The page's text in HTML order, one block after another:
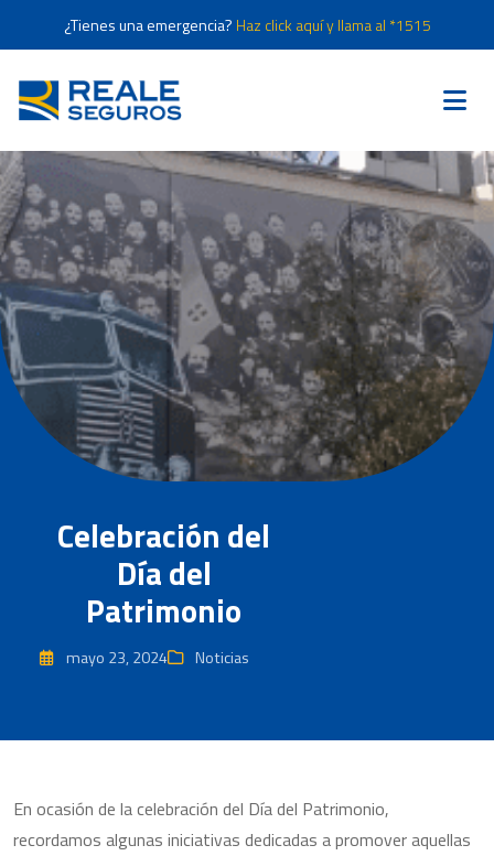
¿Tienes una emergencia? Haz click aquí y llama al *1515
Celebración del
Día del
Patrimonio
mayo 23, 2024 Noticias
En ocasión de la celebración del Día del Patrimonio,
recordamos algunas iniciativas dedicadas a promover aquellas